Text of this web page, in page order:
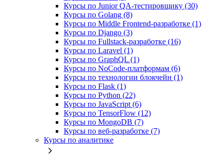
Курсы по Junior QA-тестировщику (30)
Курсы по Golang (8)
Курсы по Middle Frontend-разработке (1)
Курсы по Django (3)
Курсы по Fullstack‑разработке (16)
Курсы по Laravel (1)
Курсы по GraphQL (1)
Курсы по NoCode‑платформам (6)
Курсы по технологии блокчейн (1)
Курсы по Flask (1)
Курсы по Python (22)
Курсы по JavaScript (6)
Курсы по TensorFlow (12)
Курсы по MongoDB (7)
Курсы по веб‑разработке (7)
Курсы по аналитике